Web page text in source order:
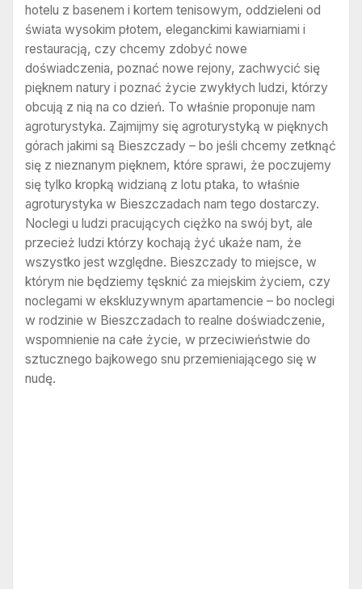
hotelu z basenem i kortem tenisowym, oddzieleni od
świata wysokim płotem, eleganckimi kawiarniami i
restauracją, czy chcemy zdobyć nowe
doświadczenia, poznać nowe rejony, zachwycić się
pięknem natury i poznać życie zwykłych ludzi, którzy
obcują z nią na co dzień. To właśnie proponuje nam
agroturystyka. Zajmijmy się agroturystyką w pięknych
górach jakimi są Bieszczady – bo jeśli chcemy zetknąć
się z nieznanym pięknem, które sprawi, że poczujemy
się tylko kropką widzianą z lotu ptaka, to właśnie
agroturystyka w Bieszczadach nam tego dostarczy.
Noclegi u ludzi pracujących ciężko na swój byt, ale
przecież ludzi którzy kochają żyć ukaże nam, że
wszystko jest względne. Bieszczady to miejsce, w
którym nie będziemy tęsknić za miejskim życiem, czy
noclegami w ekskluzywnym apartamencie – bo noclegi
w rodzinie w Bieszczadach to realne doświadczenie,
wspomnienie na całe życie, w przeciwieństwie do
sztucznego bajkowego snu przemieniającego się w
nudę.